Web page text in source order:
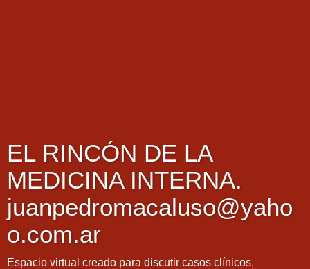
EL RINCÓN DE LA
MEDICINA INTERNA.
juanpedromacaluso@yaho
o.com.ar
Espacio virtual creado para discutir casos clínicos,